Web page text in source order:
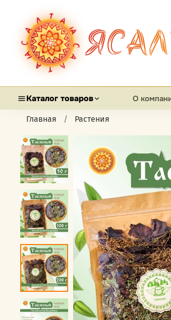
Каталог товаров О
Главная Растения